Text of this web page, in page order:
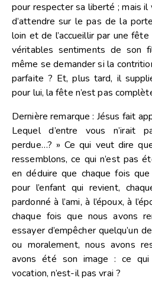
pour respecter sa liberté ; mais il
d’attendre sur le pas de la
loin et de l’accueillir par une
véritables sentiments de son
même se demander si la
parfaite ? Et, plus tard, il
pour lui, la fête n’est pas
Dernière remarque : Jésus fait
Lequel d’entre vous n’irait
perdue…? » Ce qui veut dire
ressemblons, ce qui n’est pas
en déduire que chaque fois
pour l’enfant qui revient,
pardonné à l’ami, à l’époux, à
chaque fois que nous avons
essayer d’empêcher quelqu’un
ou moralement, nous avons
avons été son image : ce
vocation, n’est-il pas vrai ?